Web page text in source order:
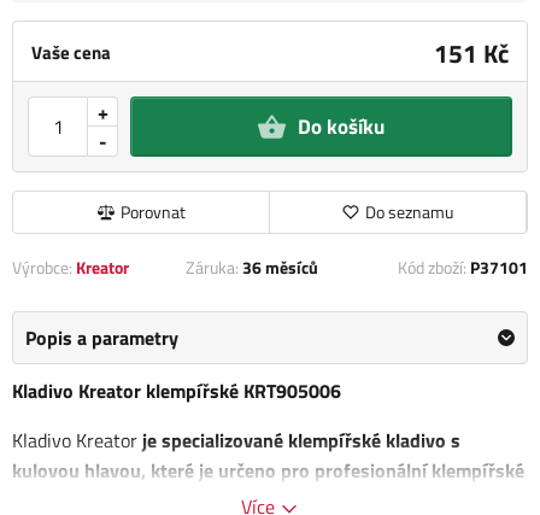
Vaše cena 151 Kč
-
+ Do košíku
Porovnat Do seznamu
Výrobce: Kreator Záruka:36 měsíců Kód zboží: P37101
Popis a parametry
Kladivo Kreator klempířské KRT905006
Kladivo Kreator je specializované klempířské kladivo s
kulovou hlavou, které je určeno pro profesionální klempířské
má celkovou hmotnost 450 g, což zajišťuje
Více